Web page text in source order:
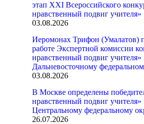
этап XXI Всероссийского
нравственный подвиг учителя»
03.08.2026
Иеромонах Трифон (Умалатов)
работе Экспертной комиссии
нравственный подвиг учителя»
Дальневосточному
03.08.2026
В Москве определены
нравственный подвиг учителя»
Центральному федеральному
26.07.2026